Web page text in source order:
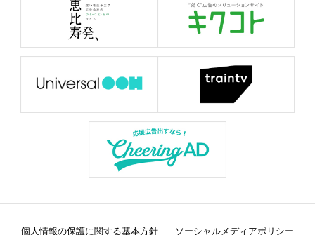
個人情報の保護に関する基本方針 ソーシャルメディアポリシー